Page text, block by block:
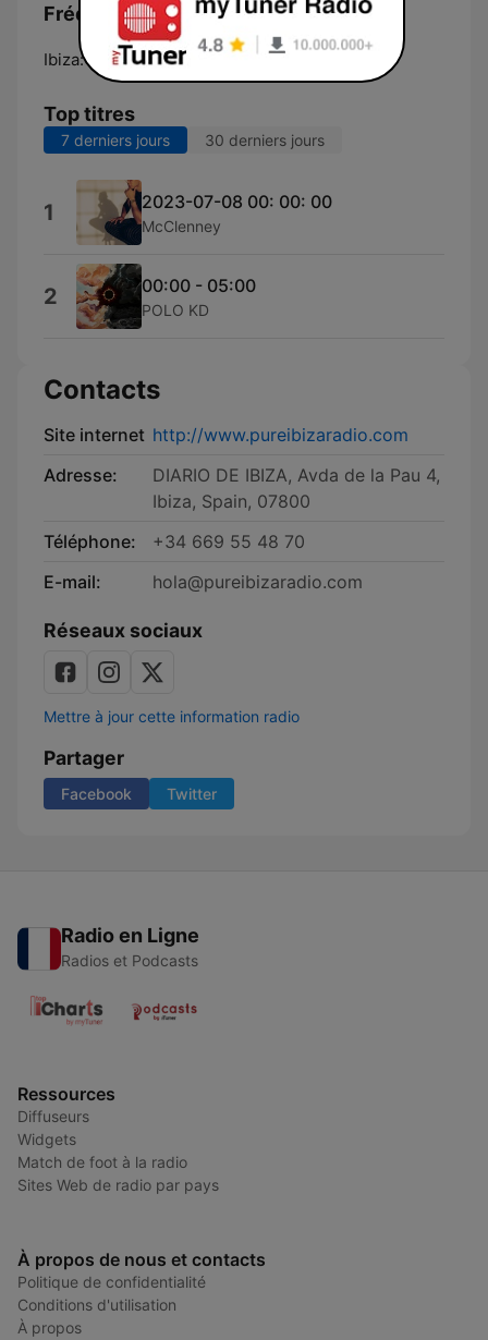
Fréquences Pure Ibiza Radio:
Ibiza: 97.2 FM
Top titres
7 derniers jours 30 derniers jours
1 2023-07-08 00: 00: 00
McClenney
2 00:00 - 05:00
POLO KD
Contacts
Site internet http://www.pureibizaradio.com
Adresse:
DIARIO DE IBIZA, Avda de la Pau 4,
Ibiza, Spain, 07800
Téléphone:
+34 669 55 48 70
E-mail:
hola@pureibizaradio.com
Réseaux sociaux
Mettre à jour cette information radio
Partager
Facebook Twitter
Radio en Ligne
Radios et Podcasts
Ressources
Diffuseurs
Widgets
Match de foot à la radio
Sites Web de radio par pays
À propos de nous et contacts
Politique de confidentialité
Conditions d'utilisation
À propos